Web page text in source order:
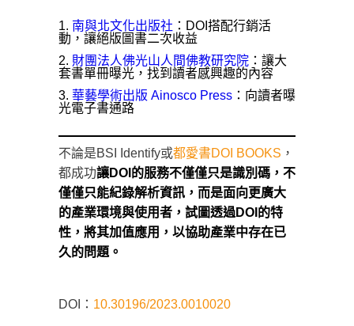
南與北文化出版社 ：DOI搭配行銷活
動，讓絕版圖書二次收益
財團法人佛光山人間佛教研究院 ：讓大
套書單冊曝光，找到讀者感興趣的內容
華藝學術出版 Ainosco Press ：向讀者曝
光電子書通路
不論是BSI Identify或都愛書DOI BOOKS ，
都成功讓DOI的服務不僅僅只是識別碼，不
僅僅只能紀錄解析資訊，而是面向更廣大
的產業環境與使用者，試圖透過DOI的特
性，將其加值應用，以協助產業中存在已
久的問題。
DOI： 10.30196/2023.0010020